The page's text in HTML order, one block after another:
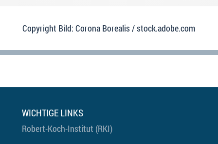
Copyright Bild: Corona Borealis / stock.adobe.com
WICHTIGE LINKS
Robert-Koch-Institut (RKI)